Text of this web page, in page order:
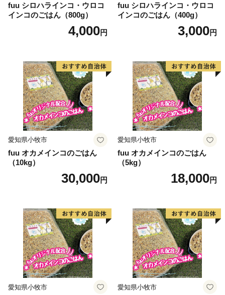
fuu シロハラインコ・ウロコ
インコのごはん（800g）
4,000円
fuu シロハラインコ・ウロコ
インコのごはん（400g）
3,000円
愛知県小牧市
fuu オカメインコのごはん
（10kg）
30,000円
愛知県小牧市
fuu オカメインコのごはん
（5kg）
18,000円
愛知県小牧市 愛知県小牧市